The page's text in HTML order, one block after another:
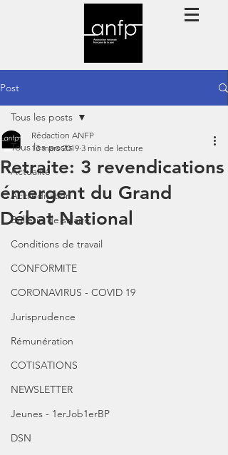
Post
Tous les posts
Actualité
Accréditation
Bulletin de salaire
Conditions de travail
CONFORMITE
CORONAVIRUS - COVID 19
Jurisprudence
Rémunération
COTISATIONS
NEWSLETTER
Jeunes - 1erJob1erBP
DSN
Tous les posts
Retraite: 3 revendications
émergent du Grand
Débat National
Rédaction ANFP
13 mars 2019 3 min de lecture